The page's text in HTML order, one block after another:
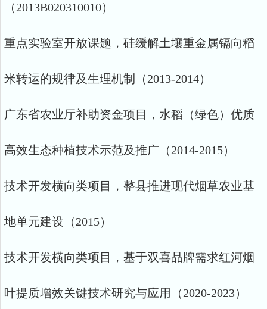
（2013B020310010）
重点实验室开放课题，硅缓解土壤重金属镉向稻
米转运的规律及生理机制（2013-2014）
广东省农业厅补助资金项目，水稻（绿色）优质
高效生态种植技术示范及推广（2014-2015）
技术开发横向类项目，整县推进现代烟草农业基
地单元建设（2015）
技术开发横向类项目，基于双喜品牌需求红河烟
叶提质增效关键技术研究与应用（2020-2023）